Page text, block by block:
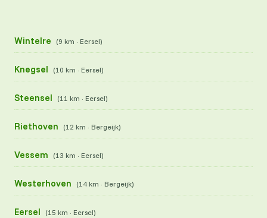
Wintelre (9 km · Eersel)
Knegsel (10 km · Eersel)
Steensel (11 km · Eersel)
Riethoven (12 km · Bergeijk)
Vessem (13 km · Eersel)
Westerhoven (14 km · Bergeijk)
Eersel (15 km · Eersel)